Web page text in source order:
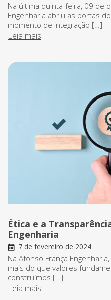
Na última quinta-feira, 09 de
Engenharia abriu as portas
momento de integração […]
Leia mais
Ética e a
Engenharia
7 de fevereiro de 2024
Na Afonso França
mais do que valores
construímos […]
Leia mais